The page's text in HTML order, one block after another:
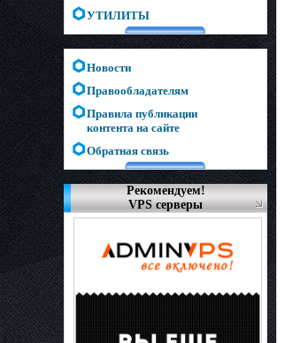
УТИЛИТЫ
Новости
Правообладателям
Правила публикации
контента на сайте
Обратная связь
Рекомендуем!
VPS серверы